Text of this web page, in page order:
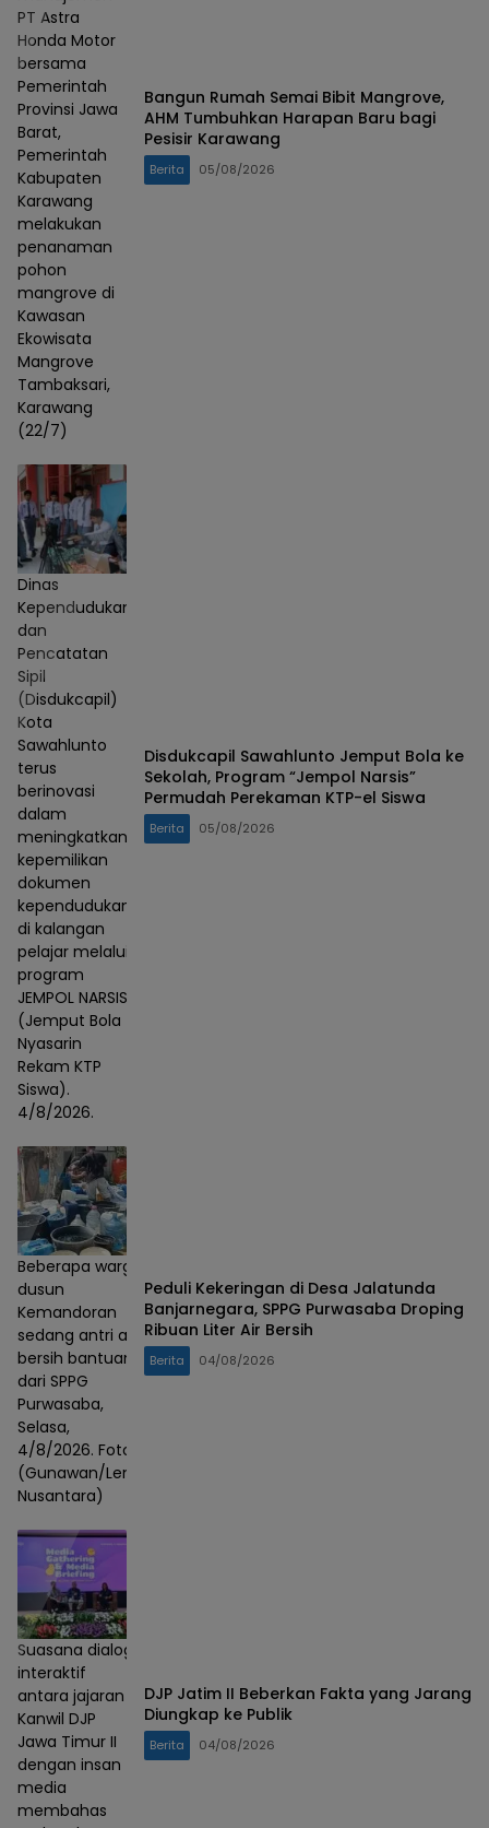
PT Astra
Honda Motor
bersama
Pemerintah
Provinsi Jawa
Barat,
Pemerintah
Kabupaten
Karawang
melakukan
penanaman
pohon
mangrove di
Kawasan
Ekowisata
Mangrove
Tambaksari,
Karawang
(22/7)
Bangun Rumah Semai Bibit Mangrove,
AHM Tumbuhkan Harapan Baru bagi
Pesisir Karawang
Berita 05/08/2026
Dinas
Kependudukan
dan
Pencatatan
Sipil
(Disdukcapil)
Kota
Sawahlunto
terus
berinovasi
dalam
meningkatkan
kepemilikan
dokumen
kependudukan
di kalangan
pelajar melalui
program
JEMPOL NARSIS
(Jemput Bola
Nyasarin
Rekam KTP
Siswa).
4/8/2026.
Disdukcapil Sawahlunto Jemput Bola ke
Sekolah, Program “Jempol Narsis”
Permudah Perekaman KTP-el Siswa
Berita 05/08/2026
Beberapa warga
dusun
Kemandoran
sedang antri air
bersih bantuan
dari SPPG
Purwasaba,
Selasa,
4/8/2026. Foto :
(Gunawan/Lensa
Nusantara)
Peduli Kekeringan di Desa Jalatunda
Banjarnegara, SPPG Purwasaba Droping
Ribuan Liter Air Bersih
Berita 04/08/2026
Suasana dialog
interaktif
antara jajaran
Kanwil DJP
Jawa Timur II
dengan insan
media
membahas
DJP Jatim II Beberkan Fakta yang Jarang
Diungkap ke Publik
Berita 04/08/2026